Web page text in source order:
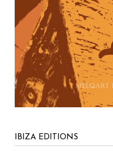
IBIZA EDITIONS